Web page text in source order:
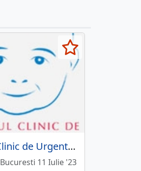
Spitalul Clinic de Urgenta pentru Copii Grigore Alexandrescu
Bucuresti 11 Iulie '23